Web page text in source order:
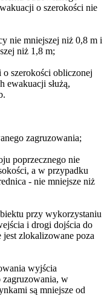
o szerokości nie
nie mniejszej niż 0,8 m i
niż 1,8 m;
o szerokości obliczonej
ewakuacji służą,
zagruzowania;
poprzecznego nie
a w przypadku
- nie mniejsze niż
przy wykorzystaniu
i drogi dojścia do
zlokalizowane poza
wyjścia
zagruzowania, w
są mniejsze od